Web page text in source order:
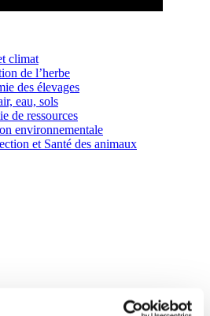
climat
de l’herbe
des élevages
eau, sols
de ressources
environnementale
et Santé des animaux